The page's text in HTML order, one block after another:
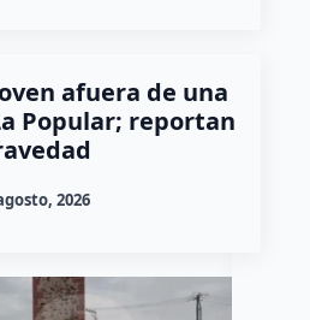
afuera de una
Popular; reportan
2026